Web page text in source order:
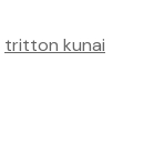
tritton kunai